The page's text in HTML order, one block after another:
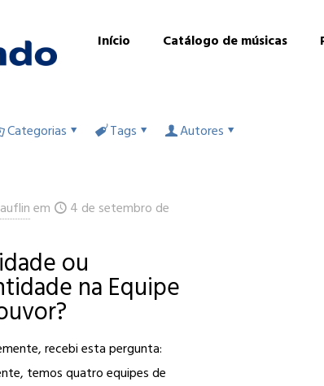
Início Catálogo de músicas
Categorias Tags Autores
em
4 de setembro de
ou
na Equipe
recebi esta pergunta:
temos quatro equipes de